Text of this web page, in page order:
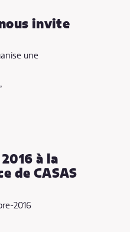
invite
une
à la
de CASAS
2016